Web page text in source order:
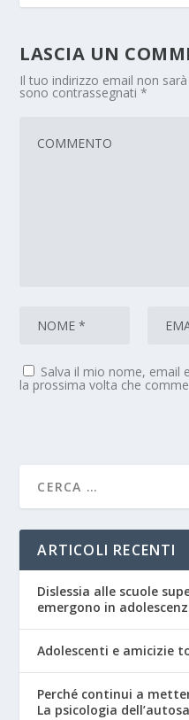
LASCIA UN
Il tuo indirizzo email non
sono contrassegnati*
Salva il mio nome, email
la prossima volta che
ARTICOLI RECENTI
Dislessia alle scuole
emergono in
Adolescenti e amicizie
Perché continui a
La psicologia